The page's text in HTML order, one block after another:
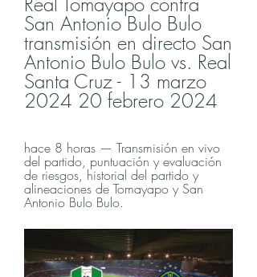
San Antonio Bulo Bulo
transmisión en directo San
Antonio Bulo Bulo vs. Real
Santa Cruz - 13 marzo
2024 20 febrero 2024
hace 8 horas — Transmisión en vivo
del partido, puntuación y evaluación
de riesgos, historial del partido y
alineaciones de Tomayapo y San
Antonio Bulo Bulo.